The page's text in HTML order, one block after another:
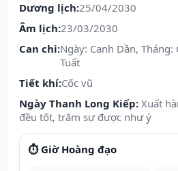
Dương lịch:25/04/2030
Âm lịch:23/03/2030
Can chi:Ngày: Canh Dần, Tháng:
Tuất
Tiết khí:Cốc vũ
Ngày Thanh Long Kiếp: Xuất
đều tốt, trăm sự được như ý
⏱️ Giờ Hoàng đạo